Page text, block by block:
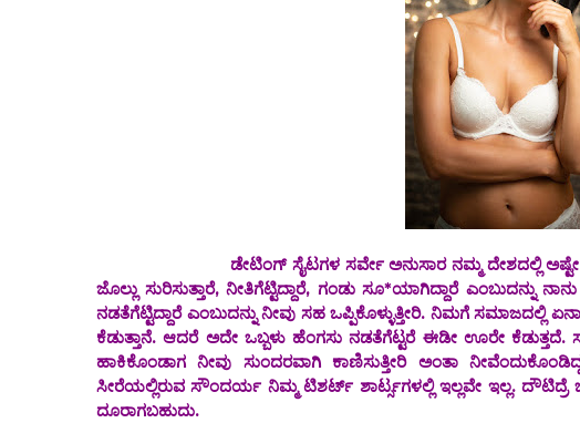
ಡೇಟಿಂಗ್ ಸೈಟಗಳ ಸರ್ವೇ ಅನುಸಾರ ನಮ್ಮ ದೇಶದಲ್ಲಿ ಅಷ್ಟೇ ಅಲ್ಲ
ಜೊಲ್ಲು ಸುರಿಸುತ್ತಾರೆ, ನೀತಿಗೆಟ್ಟಿದ್ದಾರೆ, ಗಂಡು ಸೂ*ಯಾಗಿದ್ದಾರೆ ಎಂಬುದನ್ನು
ನಡತೆಗೆಟ್ಟಿದ್ದಾರೆ ಎಂಬುದನ್ನು ನೀವು ಸಹ ಒಪ್ಪಿಕೊಳ್ಳುತ್ತೀರಿ. ನಿಮಗೆ ಸಮಾಜದಲ್ಲಿ
ಕೆಡುತ್ತಾನೆ. ಆದರೆ ಅದೇ ಒಬ್ಬಳು ಹೆಂಗಸು ನಡತೆಗೆಟ್ಟರೆ ಈಡೀ ಊರೇ ಕೆಡುತ್ತದೆ.
ಹಾಕಿಕೊಂಡಾಗ ನೀವು ಸುಂದರವಾಗಿ ಕಾಣಿಸುತ್ತೀರಿ ಅಂತಾ
ಸೀರೆಯಲ್ಲಿರುವ ಸೌಂದರ್ಯ ನಿಮ್ಮ ಟಿಶರ್ಟ್ ಶಾರ್ಟ್ಸಗಳಲ್ಲಿ ಇಲ್ಲವೇ ಇಲ್ಲ. ದೌಟಿದ್ರೆ
ದೂರಾಗಬಹುದು.